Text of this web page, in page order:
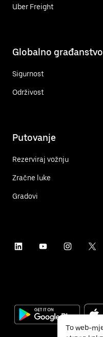
Uber Freight
Globalno građanstvo
Sigurnost
Održivost
Putovanje
Rezerviraj vožnju
Zračne luke
Gradovi
To web-